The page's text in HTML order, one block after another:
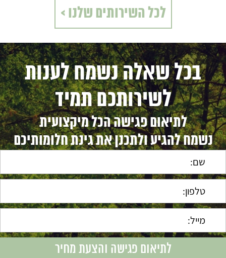
לכל השירותים שלנו >
בכל שאלה נשמח לענות
לשירותכם תמיד
לתיאום פגישה הכל מיקצועית
נשמח להגיע ולתכנן את גינת חלומותיכם